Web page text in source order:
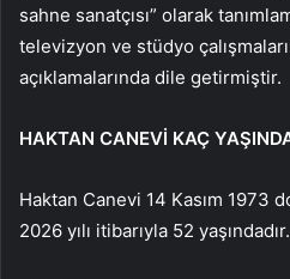
sahne sanatçısı” olarak
televizyon ve stüdyo
açıklamalarında dile getirmiştir.
HAKTAN CANEVİ KAÇ
Haktan Canevi 14 Kasım 1973
2026 yılı itibarıyla 52 yaşındadır.